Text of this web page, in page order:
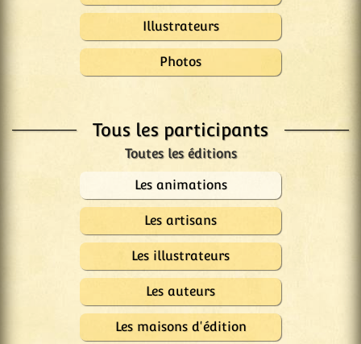
Illustrateurs
Photos
Tous les participants
Les animations
Les artisans
Les illustrateurs
Les auteurs
Les maisons d'édition